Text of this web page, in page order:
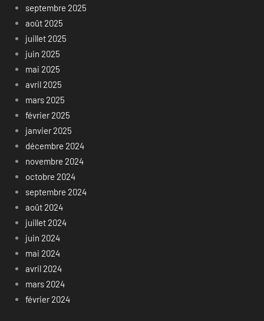
septembre 2025
août 2025
juillet 2025
juin 2025
mai 2025
avril 2025
mars 2025
février 2025
janvier 2025
décembre 2024
novembre 2024
octobre 2024
septembre 2024
août 2024
juillet 2024
juin 2024
mai 2024
avril 2024
mars 2024
février 2024